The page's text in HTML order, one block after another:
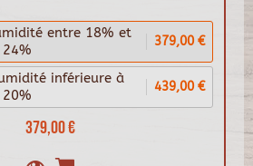
379,00 €
entre 18% et
24%
379,00 €
inférieure à
20%
439,00 €